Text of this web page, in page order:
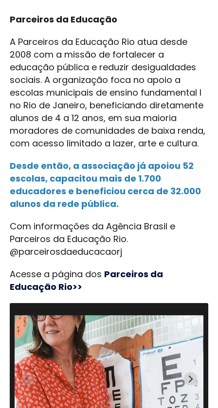
Parceiros da Educação
A Parceiros da Educação Rio atua desde
2008 com a missão de fortalecer a
educação pública e reduzir desigualdades
sociais. A organização foca no apoio a
escolas municipais de ensino fundamental I
no Rio de Janeiro, beneficiando diretamente
alunos de 4 a 12 anos, em sua maioria
moradores de comunidades de baixa renda,
com acesso limitado a lazer, arte e cultura.
Desde então, a associação já apoiou 52
escolas, capacitou mais de 1.700
educadores e beneficiou cerca de 32.000
alunos da rede pública.
Com informações da Agência Brasil e
Parceiros da Educação Rio.
@parceirosdaeducacaorj
Acesse a página dos Parceiros da
Educação Rio>>